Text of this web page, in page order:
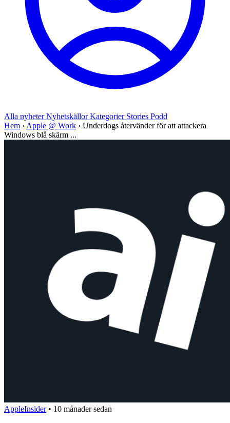
Alla nyheterNyhetskällorKategorier Stories Podd
Hem › Apple @ Work › Underdogs återvänder för att attackera
Windows blå skärm ...
AppleInsider • 10 månader sedan